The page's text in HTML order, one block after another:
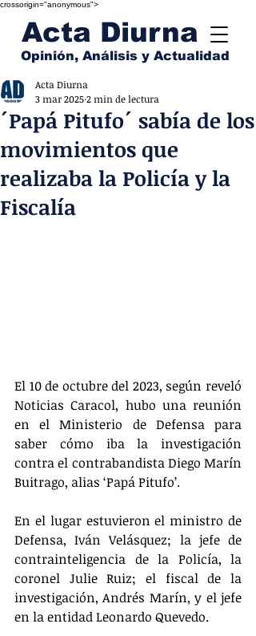
crossorigin="anonymous">
Acta Diurna
Opinión, Análisis y Actualidad
´Papá Pitufo´ sabía de los
movimientos que
realizaba la Policía y la
Fiscalía
Acta Diurna
3 mar 20252 min de lectura
El 10 de octubre del 2023, según reveló
Noticias Caracol, hubo una reunión
en el Ministerio de Defensa para
saber cómo iba la investigación
contra el contrabandista Diego Marín
Buitrago, alias ‘Papá Pitufo’.
En el lugar estuvieron el ministro de
Defensa, Iván Velásquez; la jefe de
contrainteligencia de la Policía, la
coronel Julie Ruiz; el fiscal de la
investigación, Andrés Marín, y el jefe
en la entidad Leonardo Quevedo.